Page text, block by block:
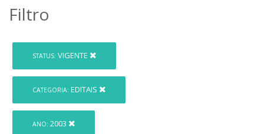
Filtro
STATUS: VIGENTE
CATEGORIA: EDITAIS
ANO: 2003